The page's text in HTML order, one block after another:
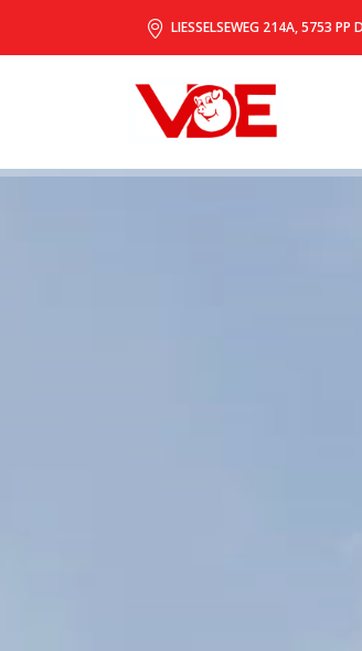
LIESSELSEWEG 214A, 5753 PP